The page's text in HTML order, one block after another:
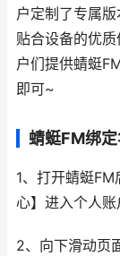
户定制了专属
贴合设备的优
户们提供蜻蜓
即可~
蜻蜓FM绑
1、打开蜻蜓
心】进入个人账
2、向下滑动页